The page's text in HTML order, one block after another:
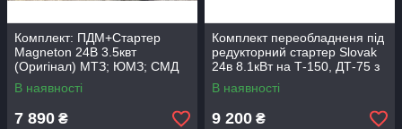
Комплект: ПДМ+Стартер
Magneton 24В 3.5квт
(Оригінал) МТЗ; ЮМЗ; СМД
В наявності
7 890 ₴
Комплект переобладненя під
редукторний стартер Slovak
24в 8.1кВт на Т-150, ДТ-75 з
плитою ПДМ
В наявності
9 200 ₴